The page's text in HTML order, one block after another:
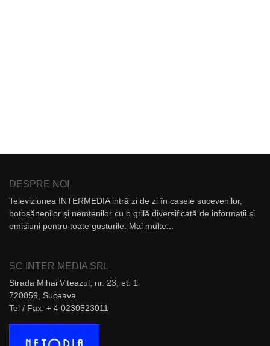
DESPRE NOI
Televiziunea INTERMEDIA intră zi de zi în casele sucevenilor,
botoșănenilor și nemțenilor cu o grilă diversificată de informații și
emisiuni pentru toate gusturile. Mai multe...
SC INTER MEDIA SRL
Strada Mihai Viteazul, nr. 23, et. 1
720059, Suceava
Tel / Fax: + 4 0230523011